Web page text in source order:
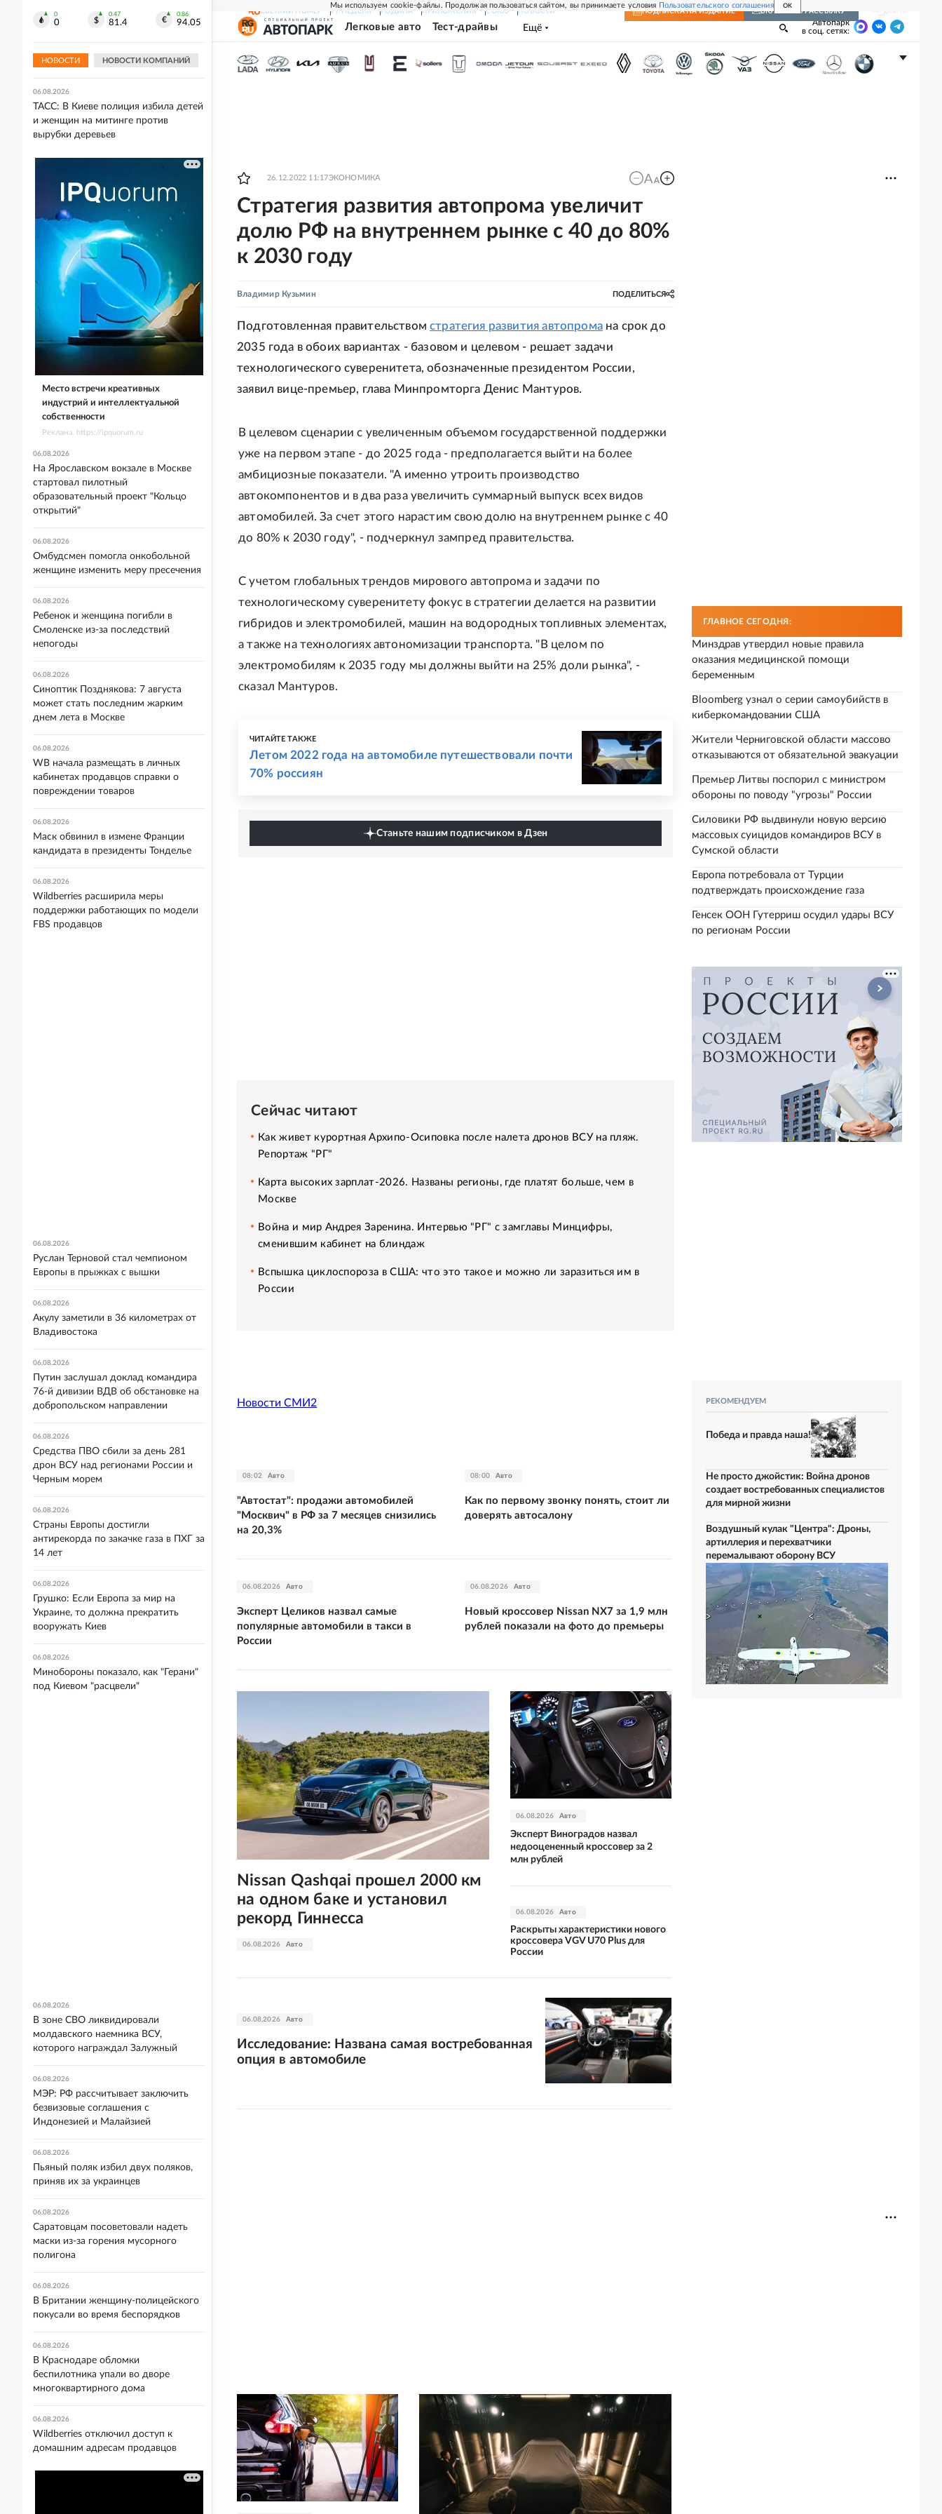
Мы используем cookie-файлы. Продолжая пользоваться сайтом, вы принимаете условия Пользовательского соглашения OK
СВЕЖИЙ НОМЕР РГ-НЕДЕЛЯ РОДИНА ПРИЛОЖЕНИЯ СОЮЗ НОВОСТИ ПОДПИСКА НА ИЗДАНИЕ ВКЛЮЧИТЬ РАССЫЛКУ
Легковые авто Тест-драйвы Ещё
Автопарк
в соц. сетях:
26.12.2022 11:17ЭКОНОМИКА
Стратегия развития автопрома увеличит
долю РФ на внутреннем рынке с 40 до 80%
к 2030 году
Владимир Кузьмин ПОДЕЛИТЬСЯ
Подготовленная правительствомстратегия развития автопромана срок до
2035 года в обоих вариантах - базовом и целевом - решает задачи
технологического суверенитета, обозначенные президентом России,
заявил вице-премьер, глава Минпромторга Денис Мантуров.
В целевом сценарии с увеличенным объемом государственной поддержки
уже на первом этапе - до 2025 года - предполагается выйти на более
амбициозные показатели. "А именно утроить производство
автокомпонентов и в два раза увеличить суммарный выпуск всех видов
автомобилей. За счет этого нарастим свою долю на внутреннем рынке с 40
до 80% к 2030 году", - подчеркнул зампред правительства.
С учетом глобальных трендов мирового автопрома и задачи по
технологическому суверенитету фокус в стратегии делается на развитии
гибридов и электромобилей, машин на водородных топливных элементах,
а также на технологиях автономизации транспорта. "В целом по
электромобилям к 2035 году мы должны выйти на 25% доли рынка", -
сказал Мантуров.
ЧИТАЙТЕ ТАКЖЕ
Летом 2022 года на автомобиле путешествовали почти
70% россиян
Станьте нашим подписчиком в Дзен
Сейчас читают
Как живет курортная Архипо-Осиповка после налета дронов ВСУ на пляж.
Репортаж "РГ"
Карта высоких зарплат-2026. Названы регионы, где платят больше, чем в
Москве
Война и мир Андрея Заренина. Интервью "РГ" с замглавы Минцифры,
сменившим кабинет на блиндаж
Вспышка циклоспороза в США: что это такое и можно ли заразиться им в
России
Новости СМИ2
08:02 Авто
"Автостат": продажи автомобилей
"Москвич" в РФ за 7 месяцев снизились
на 20,3%
08:00 Авто
Как по первому звонку понять, стоит ли
доверять автосалону
06.08.2026 Авто
Эксперт Целиков назвал самые
популярные автомобили в такси в
России
06.08.2026 Авто
Новый кроссовер Nissan NX7 за 1,9 млн
рублей показали на фото до премьеры
06.08.2026 Авто
Nissan Qashqai прошел 2000 км
на одном баке и установил
рекорд Гиннесса
06.08.2026 Авто
Эксперт Виноградов назвал
недооцененный кроссовер за 2
млн рублей
06.08.2026 Авто
Раскрыты характеристики нового
кроссовера VGV U70 Plus для
России
06.08.2026 Авто
Исследование: Названа самая востребованная
опция в автомобиле
ГЛАВНОЕ СЕГОДНЯ:
Минздрав утвердил новые правила
оказания медицинской помощи
беременным
Bloomberg узнал о серии самоубийств в
киберкомандовании США
Жители Черниговской области массово
отказываются от обязательной эвакуации
Премьер Литвы поспорил с министром
обороны по поводу "угрозы" России
Силовики РФ выдвинули новую версию
массовых суицидов командиров ВСУ в
Сумской области
Европа потребовала от Турции
подтверждать происхождение газа
Генсек ООН Гутерриш осудил удары ВСУ
по регионам России
РЕКОМЕНДУЕМ
Победа и правда наша!
Не просто джойстик: Война дронов
создает востребованных специалистов
для мирной жизни
Воздушный кулак "Центра": Дроны,
артиллерия и перехватчики
перемалывают оборону ВСУ
0
0
0.47
81.4
0.86
94.05
НОВОСТИ НОВОСТИ КОМПАНИЙ
остается неизвестной
06.08.2026
ТАСС: В Киеве полиция избила детей
и женщин на митинге против
вырубки деревьев
Место встречи креативных
индустрий и интеллектуальной
собственности
Реклама. https://ipquorum.ru
06.08.2026
На Ярославском вокзале в Москве
стартовал пилотный
образовательный проект "Кольцо
открытий"
06.08.2026
Омбудсмен помогла онкобольной
женщине изменить меру пресечения
06.08.2026
Ребенок и женщина погибли в
Смоленске из-за последствий
непогоды
06.08.2026
Синоптик Позднякова: 7 августа
может стать последним жарким
днем лета в Москве
06.08.2026
WB начала размещать в личных
кабинетах продавцов справки о
повреждении товаров
06.08.2026
Маск обвинил в измене Франции
кандидата в президенты Тонделье
06.08.2026
Wildberries расширила меры
поддержки работающих по модели
FBS продавцов
06.08.2026
Руслан Терновой стал чемпионом
Европы в прыжках с вышки
06.08.2026
Акулу заметили в 36 километрах от
Владивостока
06.08.2026
Путин заслушал доклад командира
76-й дивизии ВДВ об обстановке на
добропольском направлении
06.08.2026
Средства ПВО сбили за день 281
дрон ВСУ над регионами России и
Черным морем
06.08.2026
Страны Европы достигли
антирекорда по закачке газа в ПХГ за
14 лет
06.08.2026
Грушко: Если Европа за мир на
Украине, то должна прекратить
вооружать Киев
06.08.2026
Минобороны показало, как "Герани"
под Киевом "расцвели"
06.08.2026
В зоне СВО ликвидировали
молдавского наемника ВСУ,
которого награждал Залужный
06.08.2026
МЭР: РФ рассчитывает заключить
безвизовые соглашения с
Индонезией и Малайзией
06.08.2026
Пьяный поляк избил двух поляков,
приняв их за украинцев
06.08.2026
Саратовцам посоветовали надеть
маски из-за горения мусорного
полигона
06.08.2026
В Британии женщину-полицейского
покусали во время беспорядков
06.08.2026
В Краснодаре обломки
беспилотника упали во дворе
многоквартирного дома
06.08.2026
Wildberries отключил доступ к
домашним адресам продавцов